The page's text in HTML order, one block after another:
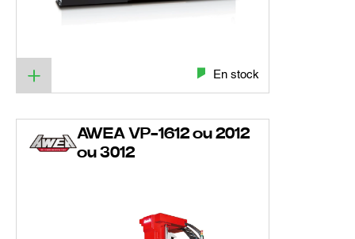
En stock
AWEA VP-1612 ou 2012
ou 3012